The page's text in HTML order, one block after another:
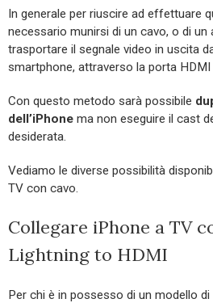
In generale per riuscire ad effettuare
necessario munirsi di un cavo, o di
trasportare il segnale video in uscita
smartphone, attraverso la porta
Con questo metodo sarà possibile
dell’iPhone ma non eseguire il cast
desiderata.
Vediamo le diverse possibilità
TV con cavo.
Collegare iPhone a TV
Lightning to HDMI
Per chi è in possesso di un modello di